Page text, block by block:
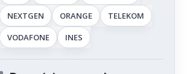
NEXTGEN
ORANGE
TELEKOM
VODAFONE
INES